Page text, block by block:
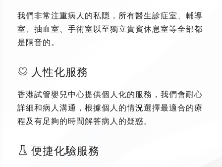
我們非常注重病人的私隱，所有醫生診症室、輔導
室、抽血室、手術室以至獨立貴賓休息室等全部都
是隔音的。
人性化服務
香港試管嬰兒中心提供個人化的服務，我們會耐心
詳細和病人溝通，根據個人的情況選擇最適合的療
程及有足夠的時間解答病人的疑惑。
便捷化驗服務